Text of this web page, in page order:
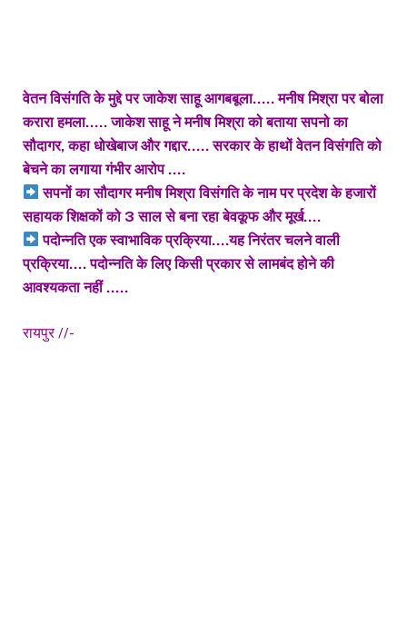
वेतन विसंगति के मुद्दे पर जाकेश साहू आगबबूला….. मनीष मिश्रा पर बोला
करारा हमला….. जाकेश साहू ने मनीष मिश्रा को बताया सपनो का
सौदागर, कहा धोखेबाज और गद्दार….. सरकार के हाथों वेतन विसंगति को
बेचने का लगाया गंभीर आरोप ….
सपनों का सौदागर मनीष मिश्रा विसंगति के नाम पर प्रदेश के हजारों
सहायक शिक्षकों को 3 साल से बना रहा बेवकूफ और मूर्ख….
पदोन्नति एक स्वाभाविक प्रक्रिया….यह निरंतर चलने वाली
प्रक्रिया…. पदोन्नति के लिए किसी प्रकार से लामबंद होने की
आवश्यकता नहीं …..
रायपुर //-